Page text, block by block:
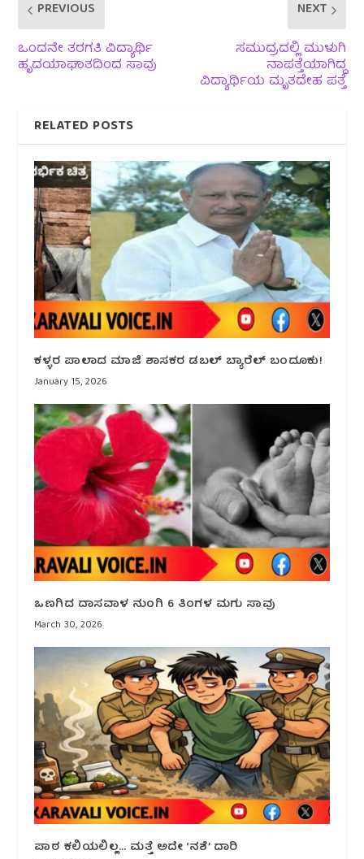
PREVIOUS
ಒಂದನೇ ತರಗತಿ ವಿದ್ಯಾರ್ಥಿ
ಹೃದಯಾಘಾತದಿಂದ ಸಾವು
NEXT
ಸಮುದ್ರದಲ್ಲಿ ಮುಳುಗಿ
ನಾಪತ್ತೆಯಾಗಿದ್ದ
ವಿದ್ಯಾರ್ಥಿಯ ಮೃತದೇಹ ಪತ್ತೆ
RELATED POSTS
ಕಳ್ಳರ ಪಾಲಾದ ಮಾಜಿ ಶಾಸಕರ ಡಬಲ್ ಬ್ಯಾರೆಲ್ ಬಂದೂಕು!
January 15, 2026
ಒಣಗಿದ ದಾಸವಾಳ ನುಂಗಿ 6 ತಿಂಗಳ ಮಗು ಸಾವು
March 30, 2026
ಪಾಠ ಕಲಿಯಲಿಲ್ಲ… ಮತ್ತೆ ಅದೇ ‘ನಶೆ’ ದಾರಿ